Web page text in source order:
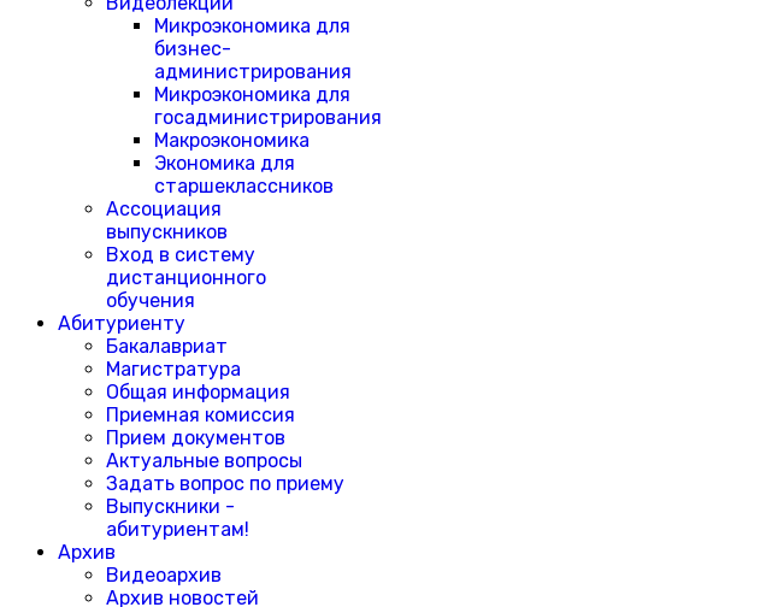
Микроэкономика для
бизнес-
администрирования
Микроэкономика для
госадминистрирования
Макроэкономика
Экономика для
старшеклассников
Ассоциация
выпускников
Вход в систему
дистанционного
обучения
Абитуриенту
Бакалавриат
Магистратура
Общая информация
Приемная комиссия
Прием документов
Актуальные вопросы
Задать вопрос по приему
Выпускники -
абитуриентам!
Архив
Видеоархив
Архив новостей